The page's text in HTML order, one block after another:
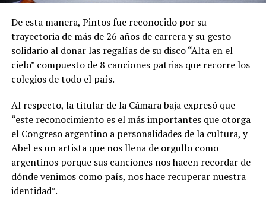
De esta manera, Pintos fue reconocido por su
trayectoria de más de 26 años de carrera y su gesto
solidario al donar las regalías de su disco “Alta en el
cielo” compuesto de 8 canciones patrias que recorre los
colegios de todo el país.
Al respecto, la titular de la Cámara baja expresó que
“este reconocimiento es el más importantes que otorga
el Congreso argentino a personalidades de la cultura, y
Abel es un artista que nos llena de orgullo como
argentinos porque sus canciones nos hacen recordar de
dónde venimos como país, nos hace recuperar nuestra
identidad”.